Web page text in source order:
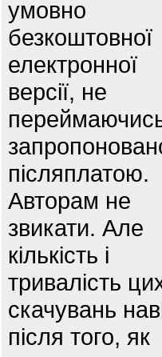
умовно
безкоштовної
електронної
версії, не
післяплатою.
Авторам не
звикати. Але
кількість і
тривалість
скачувань
після того, як